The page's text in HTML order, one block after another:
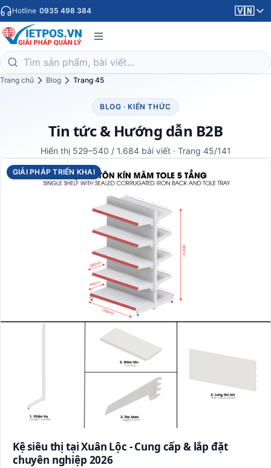
Hotline 0935 498 384 🇻🇳
Trang chủ Blog Trang 45
BLOG · KIẾN THỨC
Tin tức & Hướng dẫn B2B
Hiển thị 529–540 / 1.684 bài viết · Trang 45/141
GIẢI PHÁP TRIỂN KHAI
Kệ siêu thị tại Xuân Lộc - Cung cấp & lắp đặt
chuyên nghiệp 2026